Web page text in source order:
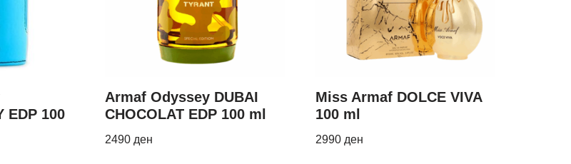
EDP 100
Armaf Odyssey DUBAI
CHOCOLAT EDP 100 ml
2490 ден
Miss Armaf DOLCE VIVA
100 ml
2990 ден